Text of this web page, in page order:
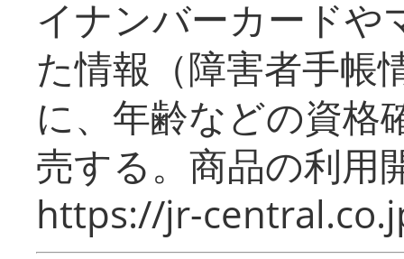
イナンバーカードや
た情報（障害者手帳
に、年齢などの資格
売する。商品の利用
https://jr-